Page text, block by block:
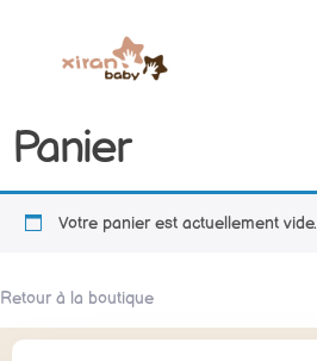
Panier
Votre panier est actuellement vide.
Retour à la boutique